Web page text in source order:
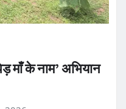
माँ के नाम’ अभियान